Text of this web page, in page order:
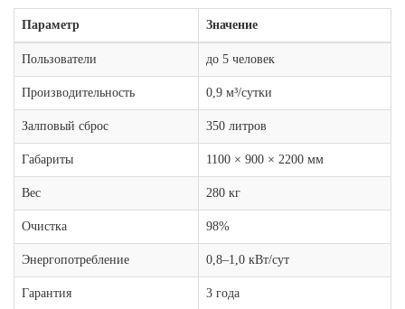
Параметр Значение
Пользователи до 5 человек
Производительность 0,9 м³/сутки
Залповый сброс 350 литров
Габариты 1100 × 900 × 2200 мм
Вес 280 кг
Очистка 98%
Энергопотребление 0,8–1,0 кВт/сут
Гарантия 3 года